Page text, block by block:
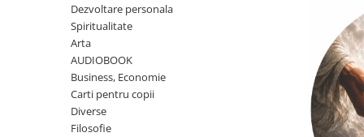
AUDIOBOOK
Business, Economie
Carti pentru copii
Dezvoltare personala
Spiritualitate
Arta
AUDIOBOOK
Business, Economie
Carti pentru copii
Diverse
Filosofie